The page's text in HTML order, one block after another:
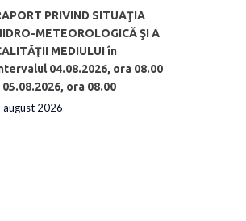
PRIVIND SITUAŢIA
METEOROLOGICĂ ŞI A
MEDIULUI în
04.08.2026, ora 08.00
05.08.2026, ora 08.00
august 2026